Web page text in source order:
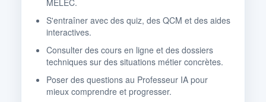
MELEC.
S'entraîner avec des quiz, des QCM et des aides
interactives.
Consulter des cours en ligne et des dossiers
techniques sur des situations métier concrètes.
Poser des questions au Professeur IA pour
mieux comprendre et progresser.